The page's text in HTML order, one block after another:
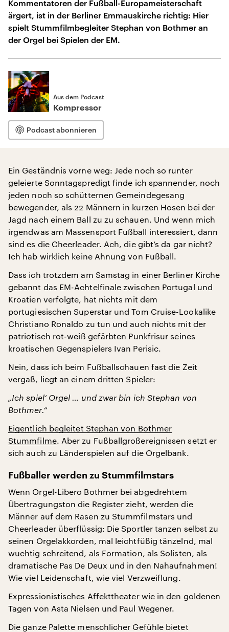
Kommentatoren der Fußball-Europameisterschaft
ärgert, ist in der Berliner Emmauskirche richtig: Hier
spielt Stummfilmbegleiter Stephan von Bothmer an
der Orgel bei Spielen der EM.
Aus dem Podcast
Kompressor
Podcast abonnieren
Ein Geständnis vorne weg: Jede noch so runter
geleierte Sonntagspredigt finde ich spannender, noch
jeden noch so schütternen Gemeindegesang
bewegender, als 22 Männern in kurzen Hosen bei der
Jagd nach einem Ball zu zu schauen. Und wenn mich
irgendwas am Massensport Fußball interessiert, dann
sind es die Cheerleader. Ach, die gibt’s da gar nicht?
Ich hab wirklich keine Ahnung von Fußball.
Dass ich trotzdem am Samstag in einer Berliner Kirche
gebannt das EM-Achtelfinale zwischen Portugal und
Kroatien verfolgte, hat nichts mit dem
portugiesischen Superstar und Tom Cruise-Lookalike
Christiano Ronaldo zu tun und auch nichts mit der
patriotisch rot-weiß gefärbten Punkfrisur seines
kroatischen Gegenspielers Ivan Perisic.
Nein, dass ich beim Fußballschauen fast die Zeit
vergaß, liegt an einem dritten Spieler:
„Ich spiel‘ Orgel … und zwar bin ich Stephan von
Bothmer.“
Eigentlich begleitet Stephan von Bothmer
Stummfilme. Aber zu Fußballgroßereignissen setzt er
sich auch zu Länderspielen auf die Orgelbank.
Fußballer werden zu Stummfilmstars
Wenn Orgel-Libero Bothmer bei abgedrehtem
Übertragungston die Register zieht, werden die
Männer auf dem Rasen zu Stummfilmstars und
Cheerleader überflüssig: Die Sportler tanzen selbst zu
seinen Orgelakkorden, mal leichtfüßig tänzelnd, mal
wuchtig schreitend, als Formation, als Solisten, als
dramatische Pas De Deux und in den Nahaufnahmen!
Wie viel Leidenschaft, wie viel Verzweiflung.
Expressionistisches Affekttheater wie in den goldenen
Tagen von Asta Nielsen und Paul Wegener.
Die ganze Palette menschlicher Gefühle bietet